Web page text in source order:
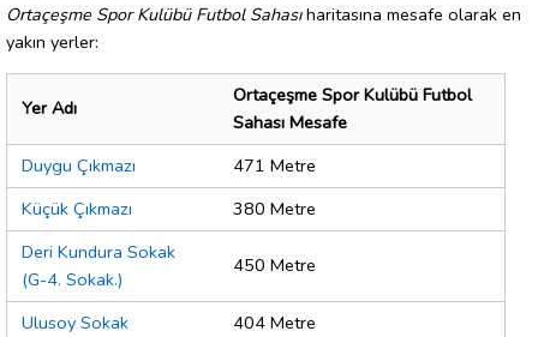
Ortaçeşme Spor Kulübü Futbol Sahasıharitasına mesafe olarak en
yakın yerler:
Yer Adı
Ortaçeşme Spor Kulübü Futbol
Sahası Mesafe
Duygu Çıkmazı
471 Metre
Küçük Çıkmazı
380 Metre
Deri Kundura Sokak
(G-4. Sokak.)
450 Metre
Ulusoy Sokak
404 Metre